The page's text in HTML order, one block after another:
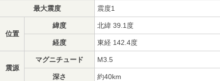
最大震度 震度1
位置
緯度 北緯 39.1度
経度 東経 142.4度
震源
マグニチュード M3.5
深さ 約40km